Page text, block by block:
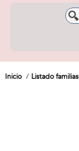
Inicio Listado familias